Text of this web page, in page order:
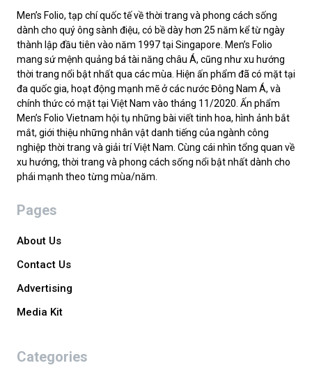
Men’s Folio, tạp chí quốc tế về thời trang và phong cách sống
dành cho quý ông sành điệu, có bề dày hơn 25 năm kể từ ngày
thành lập đầu tiên vào năm 1997 tại Singapore. Men’s Folio
mang sứ mệnh quảng bá tài năng châu Á, cũng như xu hướng
thời trang nổi bật nhất qua các mùa. Hiện ấn phẩm đã có mặt tại
đa quốc gia, hoạt động mạnh mẽ ở các nước Đông Nam Á, và
chính thức có mặt tại Việt Nam vào tháng 11/2020. Ấn phẩm
Men’s Folio Vietnam hội tụ những bài viết tinh hoa, hình ảnh bắt
mắt, giới thiệu những nhân vật danh tiếng của ngành công
nghiệp thời trang và giải trí Việt Nam. Cùng cái nhìn tổng quan về
xu hướng, thời trang và phong cách sống nổi bật nhất dành cho
phái mạnh theo từng mùa/năm.
Pages
About Us
Contact Us
Advertising
Media Kit
Categories